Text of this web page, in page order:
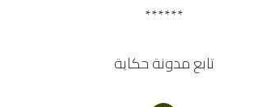
******
تابعمدونة حكاية